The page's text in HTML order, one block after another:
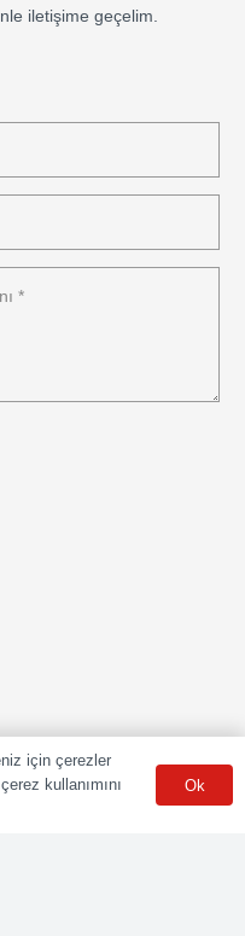
iletişime geçelim.
için çerezler
kullanımını
Ok